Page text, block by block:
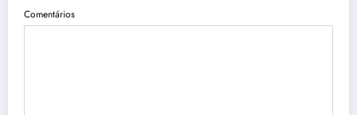
Comentários